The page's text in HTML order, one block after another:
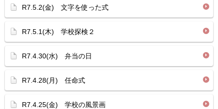
R7.5.2(金) 文字を使った式
R7.5.1(木) 学校探検２
R7.4.30(水) 弁当の日
R7.4.28(月) 任命式
R7.4.25(金) 学校の風景画